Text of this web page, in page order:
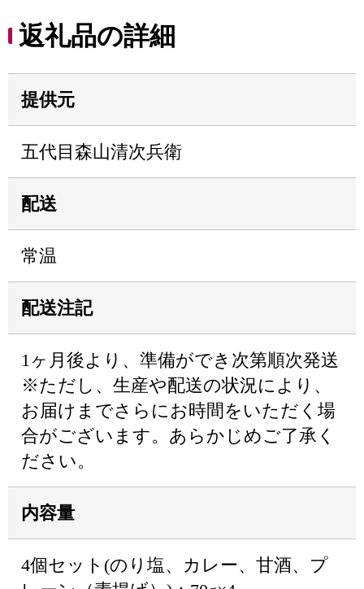
返礼品の詳細
提供元
五代目森山清次兵衛
配送
常温
配送注記
1ヶ月後より、準備ができ次第順次発送
※ただし、生産や配送の状況により、
お届けまでさらにお時間をいただく場
合がございます。あらかじめご了承く
ださい。
内容量
4個セット(のり塩、カレー、甘酒、プ